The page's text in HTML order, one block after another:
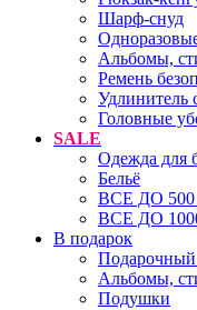
Шарф-снуд
Альбомы,
Ремень
Удлинитель
Головные
SALE
Одежда для
Бельё
ВСЕ ДО 500
ВСЕ ДО
В подарок
Подарочный
Альбомы,
Подушки